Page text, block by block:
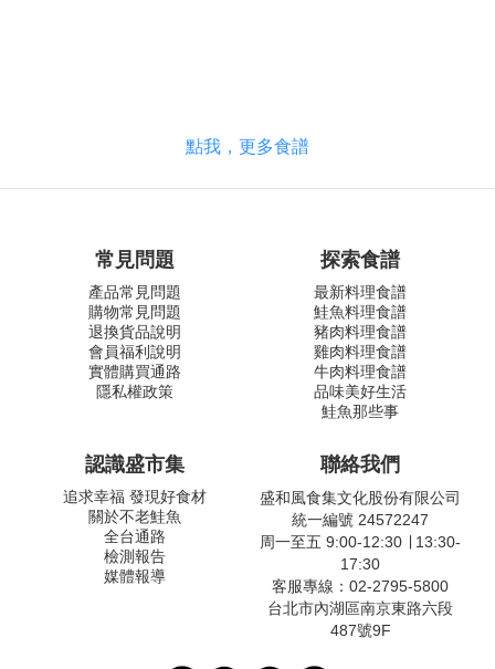
點我，更多食譜
常見問題
產品常見問題
購物常見問題
退換貨品說明
會員福利說明
實體購買通路
隱私權政策
探索食譜
最新料理食譜
鮭魚料理食譜
豬肉料理食譜
雞肉料理食譜
牛肉料理食譜
品味美好生活
鮭魚那些事
認識盛市集
追求幸福 發現好食材
關於不老鮭魚
全台通路
檢測報告
媒體報導
聯絡我們
盛和風食集文化股份有限公司
統一編號 24572247
周一至五 9:00-12:30 ∣ 13:30-
17:30
客服專線：02-2795-5800
台北市內湖區南京東路六段
487號9F